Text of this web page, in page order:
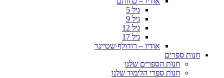
גיל 5
גיל 9
גיל 12
גיל 17
אודיו – רודולף שטיינר
חנות ספרים
חנות הספרים שלנו
חנות ספרי הלימוד שלנו